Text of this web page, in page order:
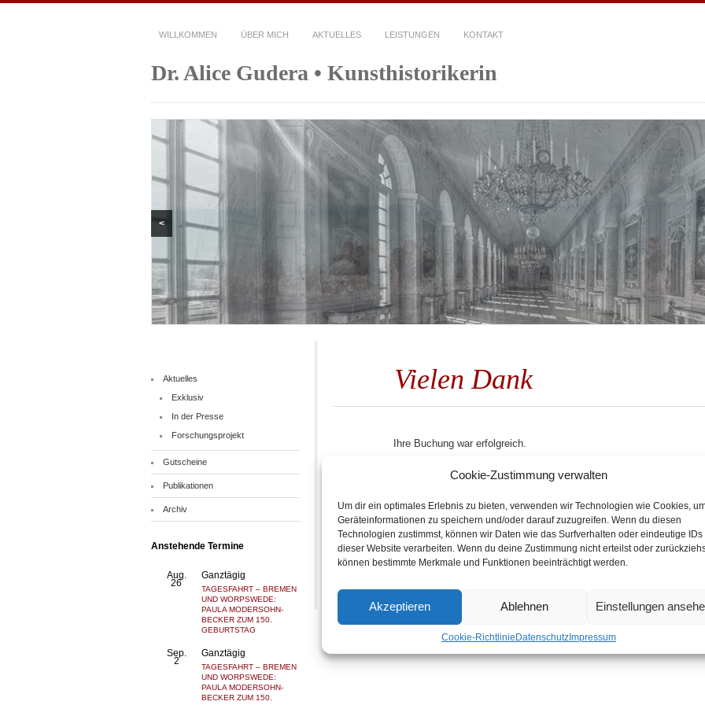
Cookie-Zustimmung verwalten
Um dir ein optimales Erlebnis zu bieten, verwenden wir Technologien wie Cookies,
Geräteinformationen zu speichern und/oder darauf zuzugreifen. Wenn du diesen
Technologien zustimmst, können wir Daten wie das Surfverhalten oder eindeutige IDs
dieser Website verarbeiten. Wenn du deine Zustimmung nicht erteilst oder
können bestimmte Merkmale und Funktionen beeinträchtigt werden.
Akzeptieren Ablehnen Einstellungen
Cookie-RichtlinieDatenschutzImpressum
WILLKOMMEN ÜBER MICH AKTUELLES LEISTUNGEN KONTAKT
Dr. Alice Gudera • Kunsthistorikerin
<
Vielen Dank
Ihre Buchung war erfolgreich.
Sie erhalten alle Informationen zu der Veranstaltung per E-Mail.
Aktuelles
Exklusiv
In der Presse
Forschungsprojekt
Gutscheine
Publikationen
Archiv
Anstehende Termine
Aug.
26
Ganztägig
TAGESFAHRT – BREMEN
UND WORPSWEDE:
PAULA MODERSOHN-
BECKER ZUM 150.
GEBURTSTAG
Sep.
2
Ganztägig
TAGESFAHRT – BREMEN
UND WORPSWEDE:
PAULA MODERSOHN-
BECKER ZUM 150.